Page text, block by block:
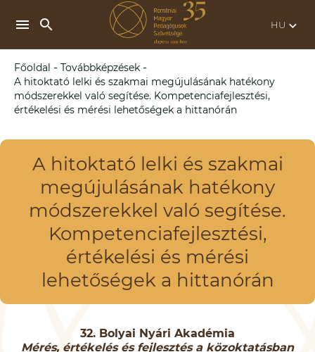
menu search keyboard_arrow_down
Főoldal - Továbbképzések -
A hitoktató lelki és szakmai megújulásának hatékony
módszerekkel való segítése. Kompetenciafejlesztési,
értékelési és mérési lehetőségek a hittanórán
A hitoktató lelki és szakmai
megújulásának hatékony
módszerekkel való segítése.
Kompetenciafejlesztési,
értékelési és mérési
lehetőségek a hittanórán
32. Bolyai Nyári Akadémia
Mérés, értékelés és fejlesztés a közoktatásban